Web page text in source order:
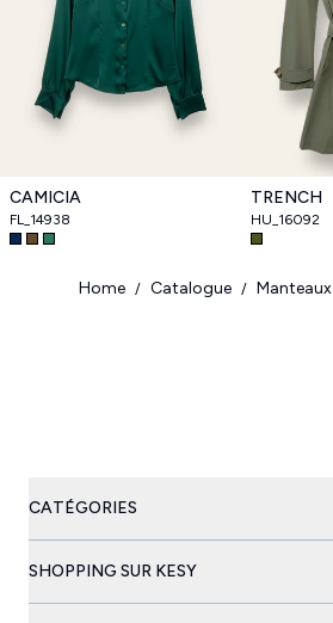
CAMICIA
FL_14938
TRENCH
HU_16092
Home / Catalogue / Manteaux
CATÉGORIES
SHOPPING SUR KESY